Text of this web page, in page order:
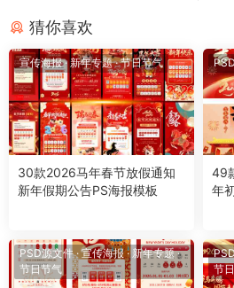
猜你喜欢
宣传海报·新年专题·节日节气
30款2026马年春节放假通知
新年假期公告PS海报模板
49
年
PSD源文件·宣传海报·新年专题·
节日节气
节